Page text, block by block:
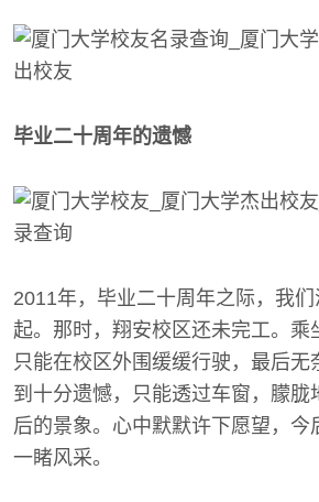
毕业二十周年的遗憾
2011年，毕业二十周年之际，我
起。那时，翔安校区还未完工。乘
只能在校区外围缓缓行驶，最后无
到十分遗憾，只能透过车窗，朦胧
后的景象。心中默默许下愿望，今
一睹风采。